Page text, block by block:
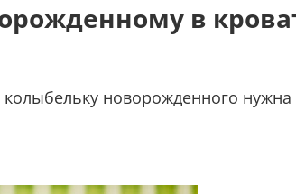
в
новорожденного